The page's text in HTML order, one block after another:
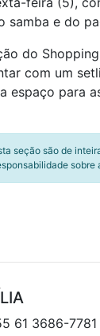
samba e do
do
com um
para
seção são de
61 3686-7781